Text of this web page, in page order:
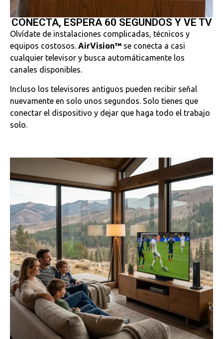
CONECTA, ESPERA 60 SEGUNDOS Y VE TV
Olvídate de instalaciones complicadas, técnicos y
equipos costosos. AirVision™ se conecta a casi
cualquier televisor y busca automáticamente los
canales disponibles.
Incluso los televisores antiguos pueden recibir señal
nuevamente en solo unos segundos. Solo tienes que
conectar el dispositivo y dejar que haga todo el trabajo
solo.